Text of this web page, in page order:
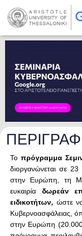
Το πρόγραμμα
διοργανώνεται σε
στην Ευρώπη, τη
ευκαιρία δωρεάν
ειδικοτήτων, ώστε
Κυβερνοασφάλειας,
στην Ευρώπη